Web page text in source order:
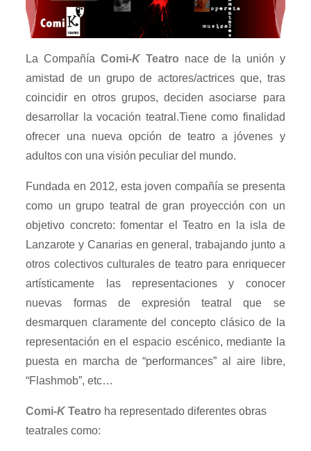
La Compañía Comi-KTeatro nace de la unión y
amistad de un grupo de actores/actrices que, tras
coincidir en otros grupos, deciden asociarse para
desarrollar la vocación teatral.Tiene como finalidad
ofrecer una nueva opción de teatro a jóvenes y
adultos con una visión peculiar del mundo.
Fundada en 2012, esta joven compañía se presenta
como un grupo teatral de gran proyección con un
objetivo concreto: fomentar el Teatro en la isla de
Lanzarote y Canarias en general, trabajando junto a
otros colectivos culturales de teatro para enriquecer
artísticamente las representaciones y conocer
nuevas formas de expresión teatral que se
desmarquen claramente del concepto clásico de la
representación en el espacio escénico, mediante la
puesta en marcha de “performances” al aire libre,
“Flashmob”, etc…
Comi-K Teatro ha representado diferentes obras
teatrales como: